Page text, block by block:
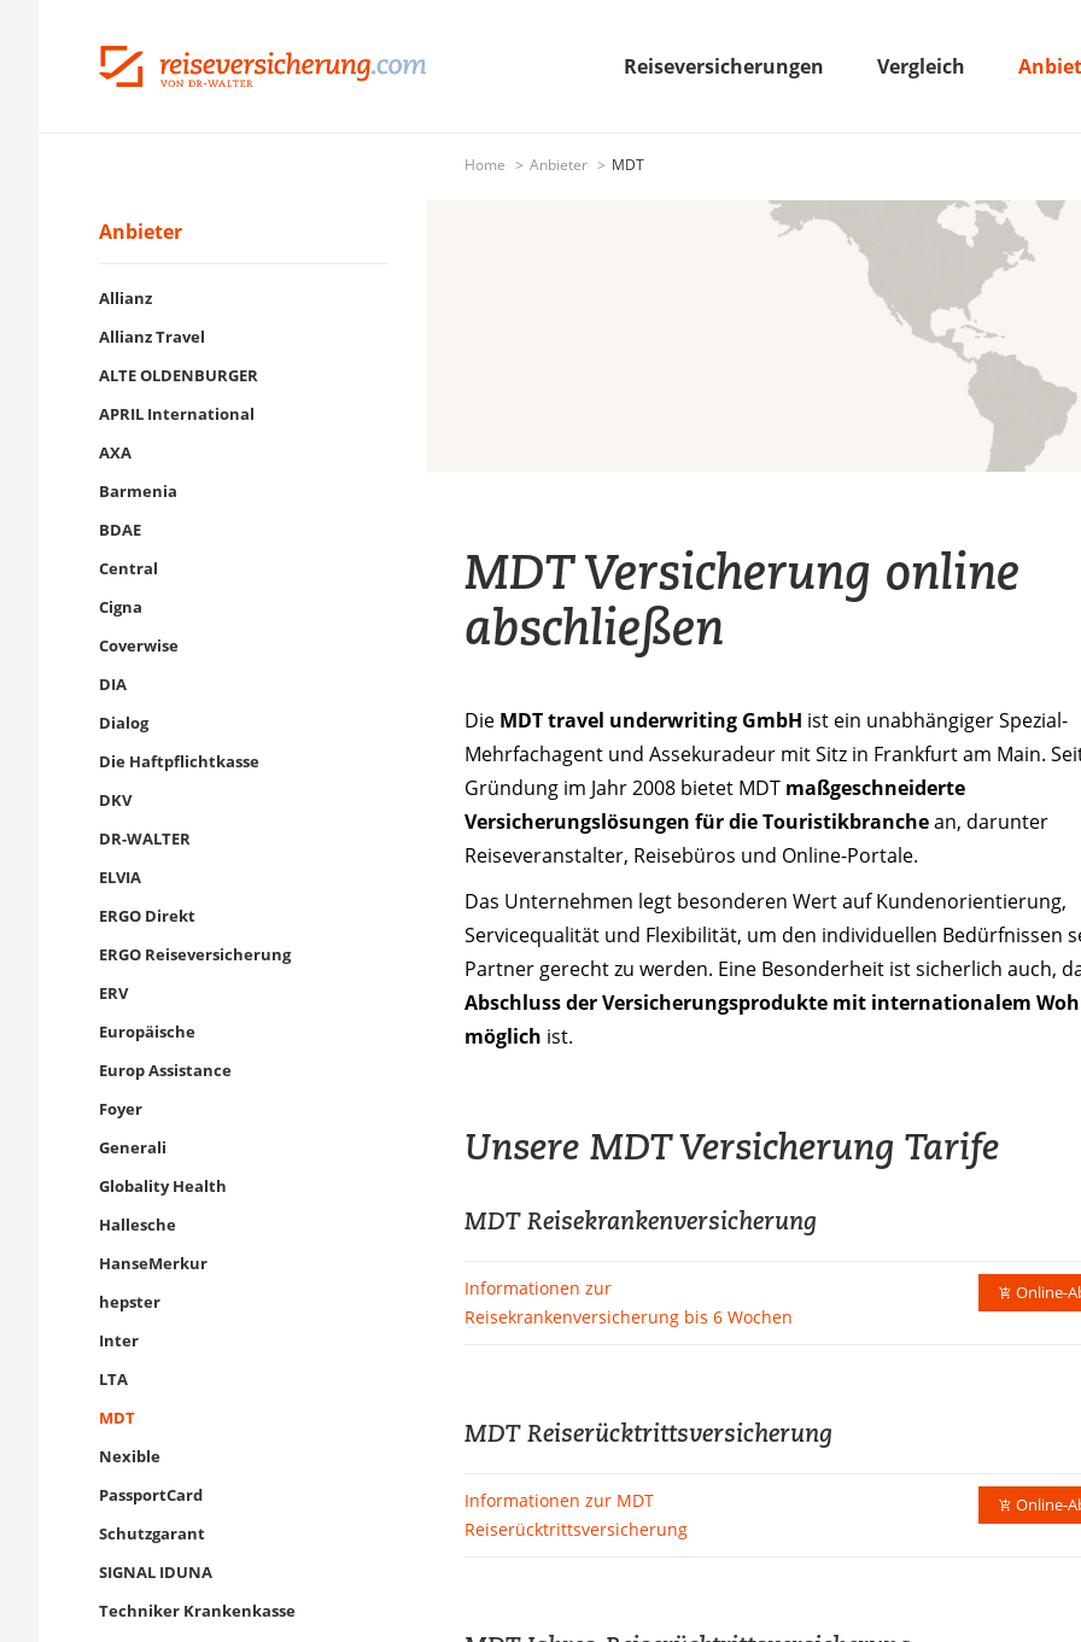
Reiseversicherungen Vergleich
Home Anbieter MDT
Anbieter
Allianz
Allianz Travel
ALTE OLDENBURGER
APRIL International
AXA
Barmenia
BDAE
Central
Cigna
Coverwise
DIA
Dialog
Die Haftpflichtkasse
DKV
DR-WALTER
ELVIA
ERGO Direkt
ERGO Reiseversicherung
ERV
Europäische
Europ Assistance
Foyer
Generali
Globality Health
Hallesche
HanseMerkur
hepster
Inter
LTA
MDT
Nexible
PassportCard
Schutzgarant
SIGNAL IDUNA
Techniker Krankenkasse
MDT Versicherung online
abschließen
Die MDT travel underwriting GmbH ist ein unabhängiger Spezial-
Mehrfachagent und Assekuradeur mit Sitz in Frankfurt am Main.
Gründung im Jahr 2008 bietet MDT maßgeschneiderte
Versicherungslösungen für die Touristikbranchean, darunter
Reiseveranstalter, Reisebüros und Online-Portale.
Das Unternehmen legt besonderen Wert auf Kundenorientierung,
Servicequalität und Flexibilität, um den individuellen Bedürfnissen
Partner gerecht zu werden. Eine Besonderheit ist sicherlich auch,
Abschluss der Versicherungsprodukte mit internationalem
möglich ist.
Unsere MDT Versicherung Tarife
MDT Reisekrankenversicherung
Informationen zur
Reisekrankenversicherung bis 6 Wochen
Online-
MDT Reiserücktrittsversicherung
Informationen zur MDT
Reiserücktrittsversicherung
Online-